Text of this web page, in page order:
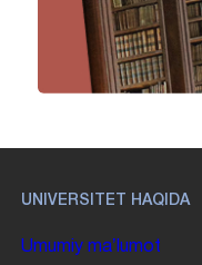
UNIVERSITET HAQIDA
Umumiy maʼlumot